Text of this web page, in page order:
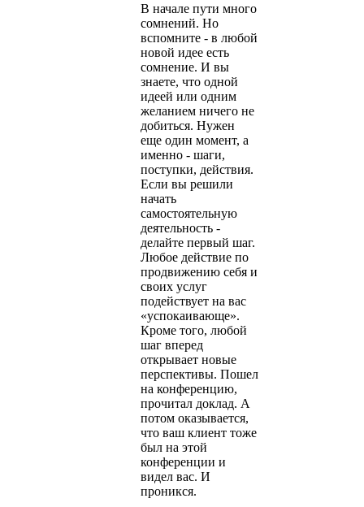
В начале пути много
сомнений. Но
вспомните - в любой
новой идее есть
сомнение. И вы
знаете, что одной
идеей или одним
желанием ничего не
добиться. Нужен
еще один момент, а
именно - шаги,
поступки, действия.
Если вы решили
начать
самостоятельную
деятельность -
делайте первый шаг.
Любое действие по
продвижению себя и
своих услуг
подействует на вас
«успокаивающе».
Кроме того, любой
шаг вперед
открывает новые
перспективы. Пошел
на конференцию,
прочитал доклад. А
потом оказывается,
что ваш клиент тоже
был на этой
конференции и
видел вас. И
проникся.